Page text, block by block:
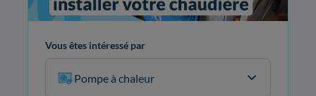
Vous êtes intéressé par
Pompe à chaleur